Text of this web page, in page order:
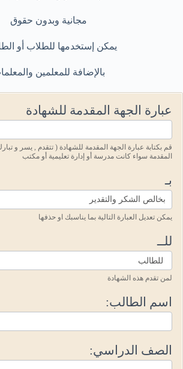
مجانية وبدون حقوق
يمكن إستخدمها للطلاب أو
بالإضافة للمعلمين
Certificate83
عبارة الجهة المقدمة للشهادة
قم بكتابة عبارة الجهة المقدمة للشهادة ( تتقدم , يسر و
المقدمة سواء كانت مدرسة أو إدارة تعليمية أو مكتب
بـ
يمكن تعديل العبارة التالية بما يناسبك او حذفها
للــ
لمن تقدم هذه الشهادة
اسم الطالب:
الصف الدراسي: